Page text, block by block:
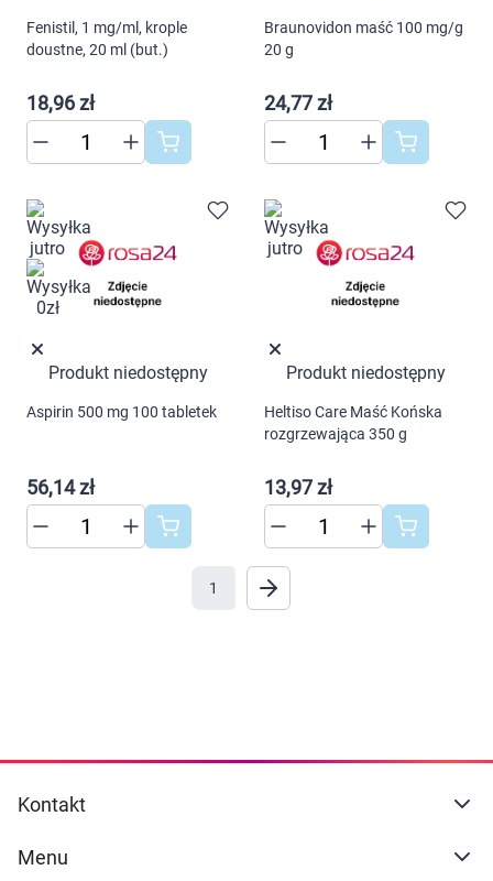
Ustawienia
Fenistil, 1 mg/ml, krople
doustne, 20 ml (but.)
18,96 zł
Braunovidon maść 100 mg/g
20 g
24,77 zł
Produkt niedostępny
Aspirin 500 mg 100 tabletek
56,14 zł
Produkt niedostępny
Heltiso Care Maść Końska
rozgrzewająca 350 g
13,97 zł
1
Kontakt
Menu